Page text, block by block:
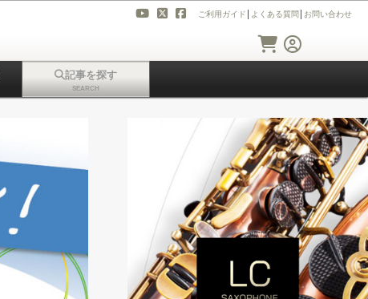
ご利用ガイド よくある質問 お問い合わせ
記事を探す
SEARCH